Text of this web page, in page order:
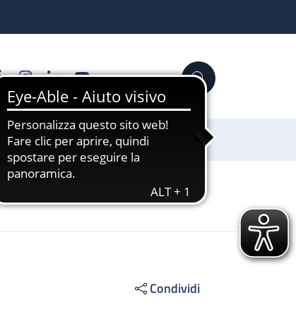
FacebookInstagram
LinkedinYouTube Cerca
Sostienici
Condividi